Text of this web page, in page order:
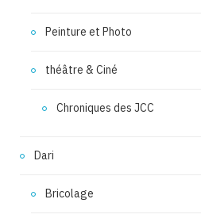
Peinture et Photo
théâtre & Ciné
Chroniques des JCC
Dari
Bricolage